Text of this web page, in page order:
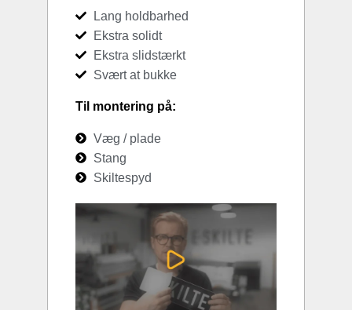
Lang holdbarhed
Ekstra solidt
Ekstra slidstærkt
Svært at bukke
Til montering på:
Væg / plade
Stang
Skiltespyd